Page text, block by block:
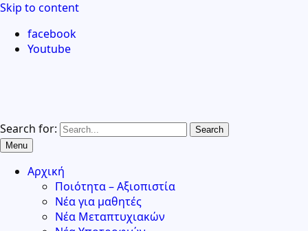
Skip to content
facebook
Youtube
Search for:
Menu
Αρχική
Ποιότητα – Αξιοπιστία
Νέα για μαθητές
Νέα Μεταπτυχιακών